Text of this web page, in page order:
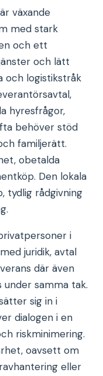
växande
med stark
och ett
och lätt
och logistikstråk
hyresfrågor,
behöver stöd
familjerätt.
obetalda
Den lokala
tydlig rådgivning
i
juridik, avtal
där även
samma tak.
sig in i
dialogen i en
riskminimering.
oavsett om
eller